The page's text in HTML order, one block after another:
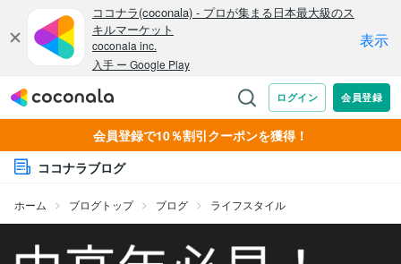
会員登録で10％割引クーポンを獲得！
ココナラブログ
ホーム ブログトップ ブログ ライフスタイル